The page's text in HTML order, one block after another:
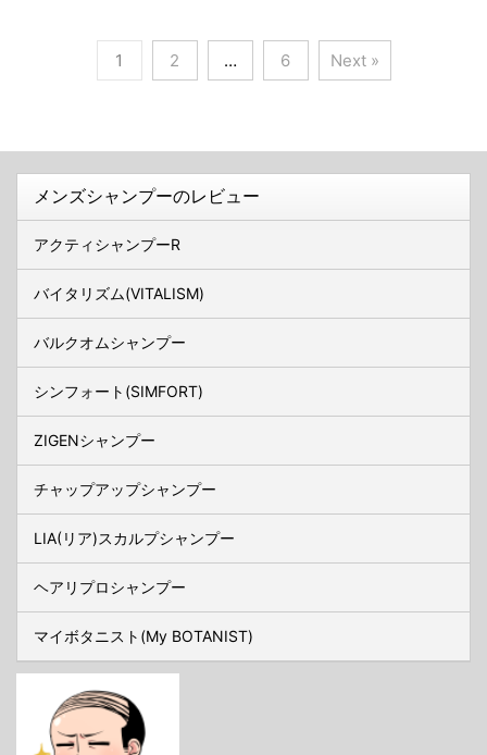
1 2 … 6 Next »
メンズシャンプーのレビュー
アクティシャンプーR
バイタリズム(VITALISM)
バルクオムシャンプー
シンフォート(SIMFORT)
ZIGENシャンプー
チャップアップシャンプー
LIA(リア)スカルプシャンプー
ヘアリプロシャンプー
マイボタニスト(My BOTANIST)